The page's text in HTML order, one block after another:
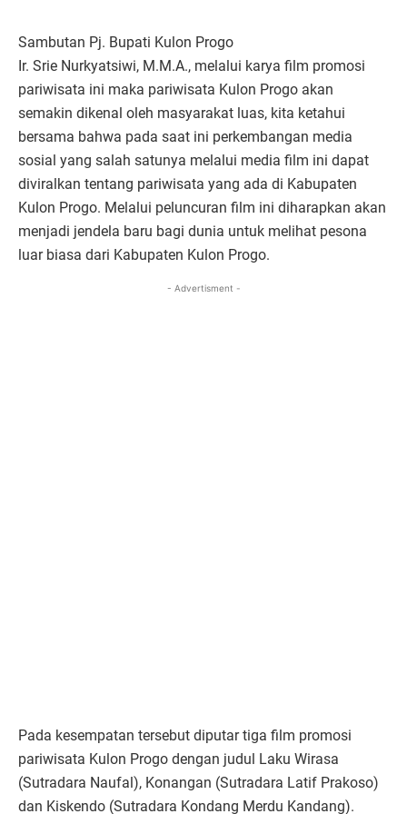
Sambutan Pj. Bupati Kulon Progo
Ir. Srie Nurkyatsiwi, M.M.A., melalui karya film promosi
pariwisata ini maka pariwisata Kulon Progo akan
semakin dikenal oleh masyarakat luas, kita ketahui
bersama bahwa pada saat ini perkembangan media
sosial yang salah satunya melalui media film ini dapat
diviralkan tentang pariwisata yang ada di Kabupaten
Kulon Progo. Melalui peluncuran film ini diharapkan akan
menjadi jendela baru bagi dunia untuk melihat pesona
luar biasa dari Kabupaten Kulon Progo.
- Advertisment -
Pada kesempatan tersebut diputar tiga film promosi
pariwisata Kulon Progo dengan judul Laku Wirasa
(Sutradara Naufal), Konangan (Sutradara Latif Prakoso)
dan Kiskendo (Sutradara Kondang Merdu Kandang).